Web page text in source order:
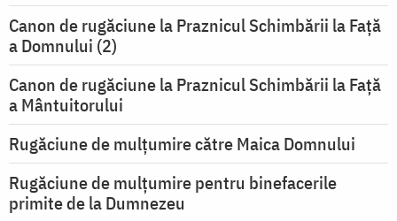
Canon de rugăciune la Praznicul Schimbării la Faţă
a Domnului (2)
Canon de rugăciune la Praznicul Schimbării la Față
a Mântuitorului
Rugăciune de mulţumire către Maica Domnului
Rugăciune de mulțumire pentru binefacerile
primite de la Dumnezeu